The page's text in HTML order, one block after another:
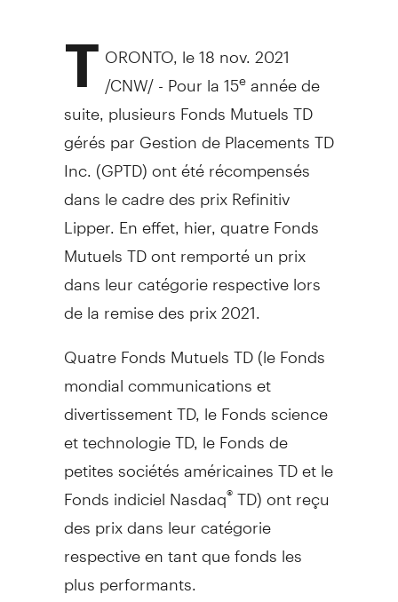
T ORONTO , le 18 nov. 2021
/CNW/ - Pour la 15e année de
suite, plusieurs Fonds Mutuels TD
gérés par Gestion de Placements TD
Inc. (GPTD) ont été récompensés
dans le cadre des prix Refinitiv
Lipper. En effet, hier, quatre Fonds
Mutuels TD ont remporté un prix
dans leur catégorie respective lors
de la remise des prix 2021.
Quatre Fonds Mutuels TD (le Fonds
mondial communications et
divertissement TD, le Fonds science
et technologie TD, le Fonds de
petites sociétés américaines TD et le
Fonds indiciel Nasdaq®TD) ont reçu
des prix dans leur catégorie
respective en tant que fonds les
plus performants.